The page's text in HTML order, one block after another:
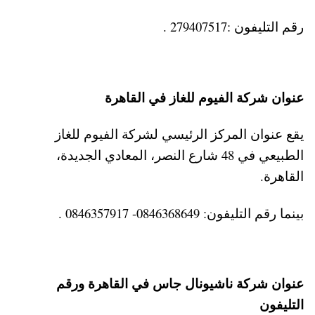
رقم التليفون :279407517 .
عنوان شركة الفيوم للغاز في القاهرة
يقع عنوان المركز الرئيسي لشركة الفيوم للغاز
الطبيعي في 48 شارع النصر، المعادي الجديدة،
القاهرة.
بينما رقم التليفون: 0846368649- 0846357917 .
عنوان شركة ناشيونال جاس في القاهرة ورقم
التليفون